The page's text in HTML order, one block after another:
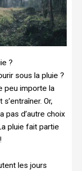
?
sous la pluie ?
peu importe la
Or,
pas d’autre choix
pluie fait partie
les jours